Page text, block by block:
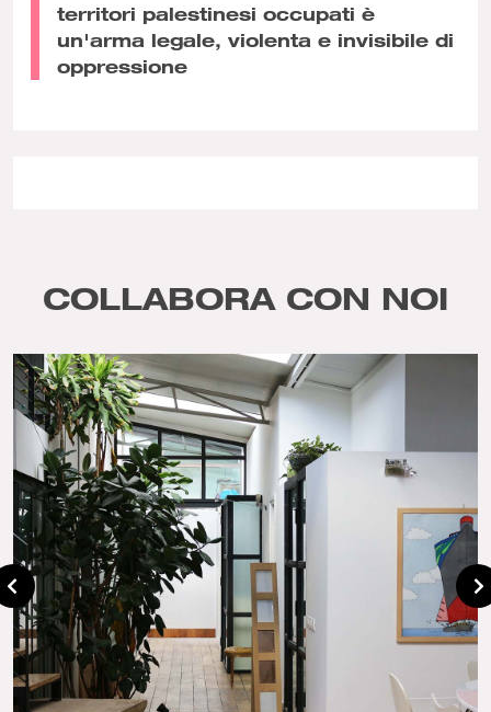
territori palestinesi occupati è
un'arma legale, violenta e invisibile di
oppressione
COLLABORA CON NOI